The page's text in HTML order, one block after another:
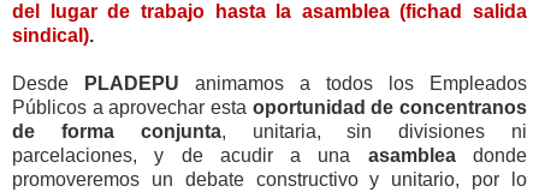
del lugar de trabajo hasta la asamblea (fichad salida
sindical).
Desde PLADEPU animamos a todos los Empleados
Públicos a aprovechar esta oportunidad de concentranos
de forma conjunta, unitaria, sin divisiones ni
parcelaciones, y de acudir a una asambleadonde
promoveremos un debate constructivo y unitario, por lo